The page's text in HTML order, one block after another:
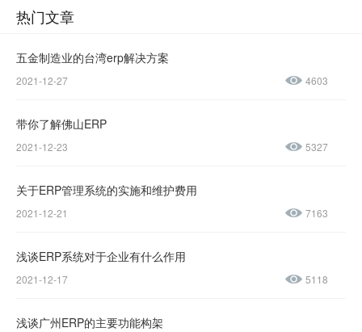
热门文章
五金制造业的台湾erp解决方案
2021-12-27 4603
带你了解佛山ERP
2021-12-23 5327
关于ERP管理系统的实施和维护费用
2021-12-21 7163
浅谈ERP系统对于企业有什么作用
2021-12-17 5118
浅谈广州ERP的主要功能构架
4155
1237-